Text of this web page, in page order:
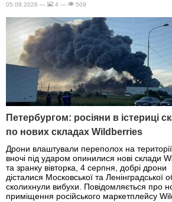
05.08.2026 — 4 — 509
Петербургом: росіяни в істериці
по нових складах Wildberries
Дрони влаштували переполох на
вночі під ударом опинилися нові склади
та зранку вівторка, 4 серпня, добрі дрони
дісталися Московської та Ленінградської
сколихнули вибухи. Повідомляється про
приміщення російського маркетплейсу